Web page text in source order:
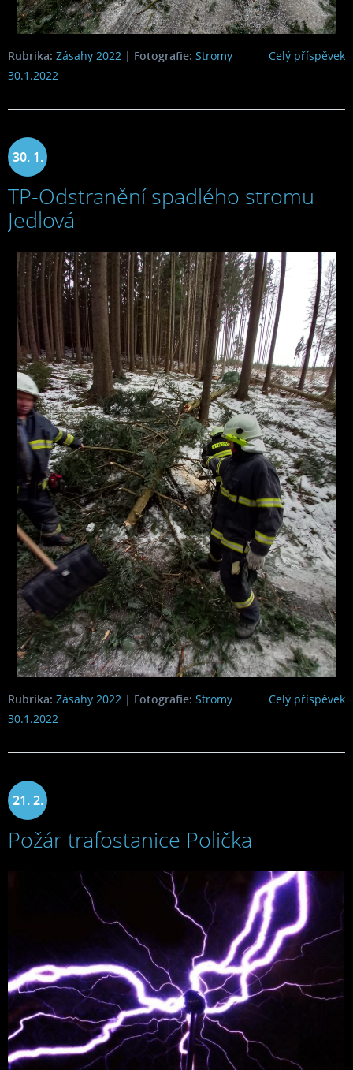
Celý příspěvek
Rubrika: Zásahy 2022 | Fotografie: Stromy
30.1.2022
30. 1.
2022
TP-Odstranění spadlého stromu
Jedlová
Celý příspěvek
Rubrika: Zásahy 2022 | Fotografie: Stromy
30.1.2022
21. 2.
2022
Požár trafostanice Polička